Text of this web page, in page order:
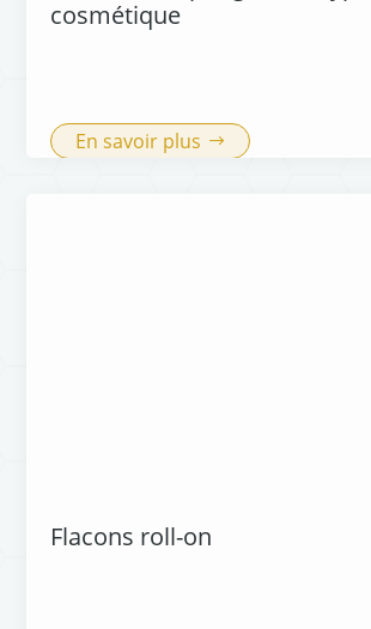
cosmétique
En savoir plus
Flacons roll-on